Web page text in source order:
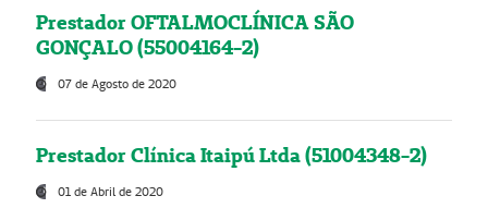
Prestador OFTALMOCLÍNICA SÃO
GONÇALO (55004164-2)
07 de Agosto de 2020
Prestador Clínica Itaipú Ltda (51004348-2)
01 de Abril de 2020